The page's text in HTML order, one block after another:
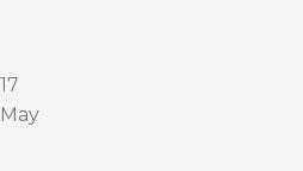
17
May